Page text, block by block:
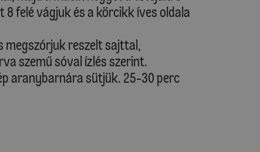
felé vágjuk és a körcikk íves oldala
megszórjuk reszelt sajttal,
szemű sóval ízlés szerint.
aranybarnára sütjük. 25-30 perc